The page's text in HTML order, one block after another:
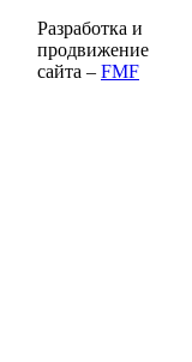
Разработка и
продвижение
сайта – FMF